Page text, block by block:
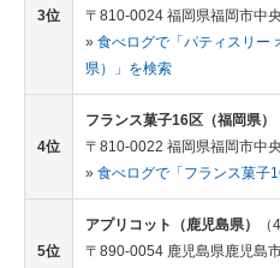
3位
〒810-0024 福岡県福岡市中
» 食べログで「パティスリー
県）」を検索
4位
フランス菓子16区（福岡県）
〒810-0022 福岡県福岡市中
» 食べログで「フランス菓子
5位
アプリコット（鹿児島県）
〒890-0054 鹿児島県鹿児島